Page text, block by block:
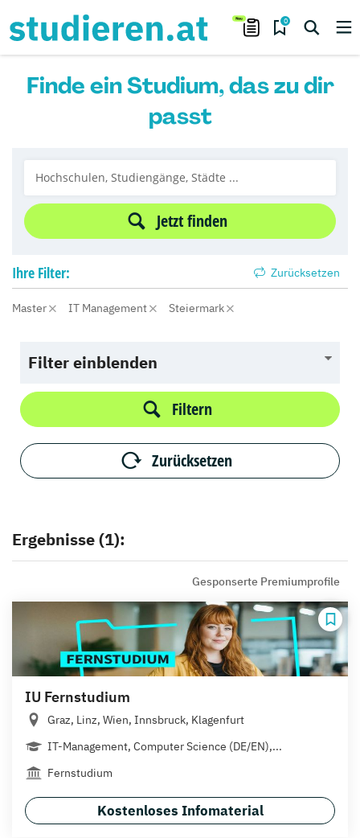
0
Finde ein Studium, das zu dir
passt
Jetzt finden
Ihre Filter: Zurücksetzen
Master IT Management Steiermark
Filter einblenden
Filtern
Zurücksetzen
Ergebnisse (1):
Gesponserte Premiumprofile
IU Fernstudium
Graz, Linz, Wien, Innsbruck, Klagenfurt
IT-Management, Computer Science (DE/EN),...
Fernstudium
Kostenloses Infomaterial